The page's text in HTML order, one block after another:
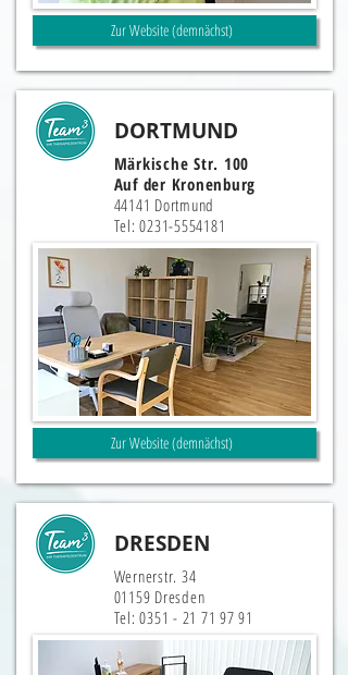
Zur Website (demnächst)
DORTMUND
Märkische Str. 100
Auf der Kronenburg
44141 Dortmund
Tel:0231-5554181
Zur Website (demnächst)
DRESDEN
Wernerstr. 34
01159 Dresden
Tel:0351 - 21 71 97 91